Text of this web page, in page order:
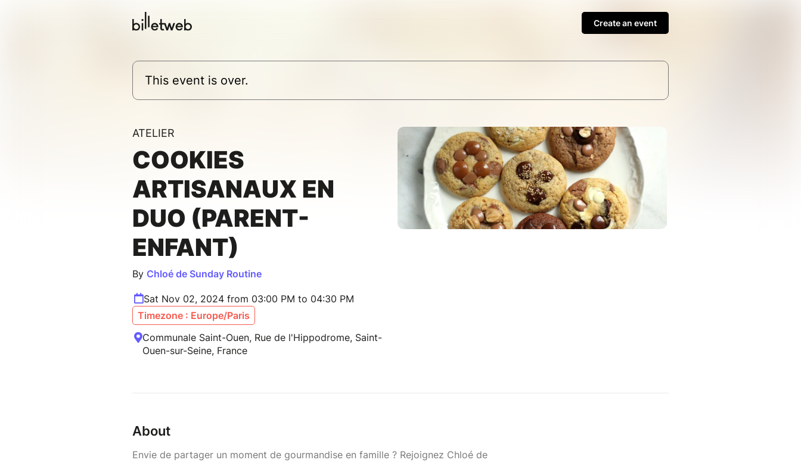
Create an event
This event is over.
ATELIER
COOKIES
ARTISANAUX EN
DUO (PARENT-
ENFANT)
By Chloé de Sunday Routine
Sat Nov 02, 2024 from 03:00 PM to 04:30 PM
Timezone : Europe/Paris
Communale Saint-Ouen, Rue de l'Hippodrome, Saint-
Ouen-sur-Seine, France
About
Envie de partager un moment de gourmandise en famille ? Rejoignez Chloé de